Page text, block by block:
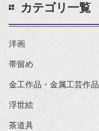
カテゴリ一覧
洋画
帯留め
金工作品・金属工芸作品
浮世絵
茶道具